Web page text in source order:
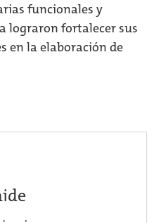
funcionales y
lograron fortalecer sus
en la elaboración de